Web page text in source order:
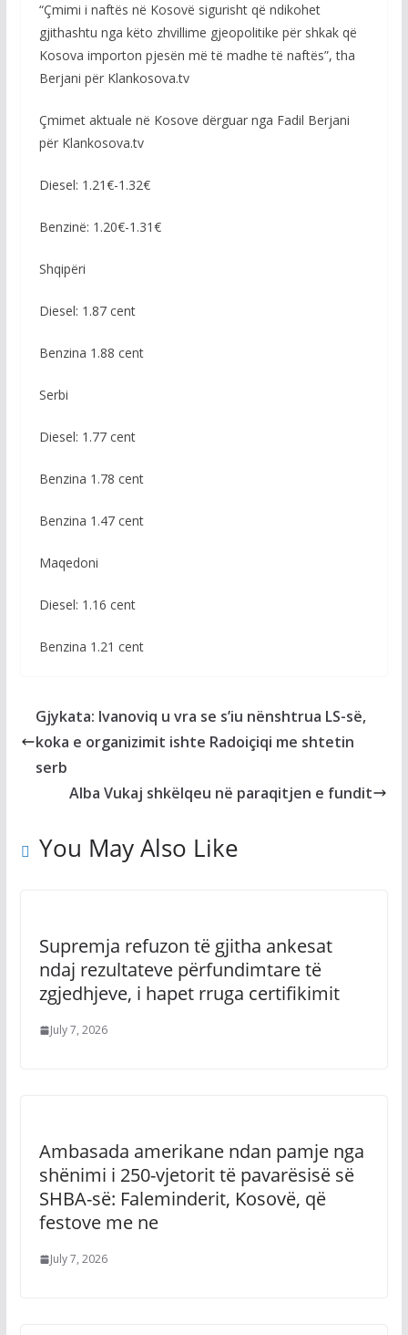
“Çmimi i naftës në Kosovë sigurisht që ndikohet
gjithashtu nga këto zhvillime gjeopolitike për shkak që
Kosova importon pjesën më të madhe të naftës”, tha
Berjani për Klankosova.tv
Çmimet aktuale në Kosove dërguar nga Fadil Berjani
për Klankosova.tv
Diesel: 1.21€-1.32€
Benzinë: 1.20€-1.31€
Shqipëri
Diesel: 1.87 cent
Benzina 1.88 cent
Serbi
Diesel: 1.77 cent
Benzina 1.78 cent
Benzina 1.47 cent
Maqedoni
Diesel: 1.16 cent
Benzina 1.21 cent
Gjykata: Ivanoviq u vra se s’iu nënshtrua LS-së,
koka e organizimit ishte Radoiçiqi me shtetin
serb
Alba Vukaj shkëlqeu në paraqitjen e fundit
You May Also Like
Supremja refuzon të gjitha ankesat
ndaj rezultateve përfundimtare të
zgjedhjeve, i hapet rruga certifikimit
July 7, 2026
Ambasada amerikane ndan pamje nga
shënimi i 250-vjetorit të pavarësisë së
SHBA-së: Faleminderit, Kosovë, që
festove me ne
July 7, 2026